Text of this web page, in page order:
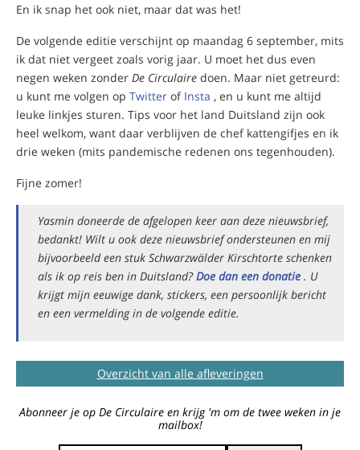
En ik snap het ook niet, maar dat was het!
De volgende editie verschijnt op maandag 6 september, mits
ik dat niet vergeet zoals vorig jaar. U moet het dus even
negen weken zonder De Circulaire doen. Maar niet getreurd:
u kunt me volgen op Twitter of Insta , en u kunt me altijd
leuke linkjes sturen. Tips voor het land Duitsland zijn ook
heel welkom, want daar verblijven de chef kattengifjes en ik
drie weken (mits pandemische redenen ons tegenhouden).
Fijne zomer!
Yasmin doneerde de afgelopen keer aan deze nieuwsbrief,
bedankt! Wilt u ook deze nieuwsbrief ondersteunen en mij
bijvoorbeeld een stuk Schwarzwälder Kirschtorte schenken
als ik op reis ben in Duitsland?Doe dan een donatie . U
krijgt mijn eeuwige dank, stickers, een persoonlijk bericht
en een vermelding in de volgende editie.
Overzicht van alle afleveringen
Abonneer je op De Circulaire en krijg 'm om de twee weken in je
mailbox!